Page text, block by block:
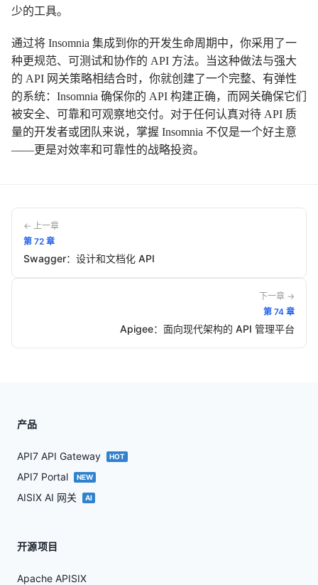
少的工具。
通过将 Insomnia 集成到你的开发生命周期中，你采用了一
种更规范、可测试和协作的 API 方法。当这种做法与强大
的 API 网关策略相结合时，你就创建了一个完整、有弹性
的系统：Insomnia 确保你的 API 构建正确，而网关确保它们
被安全、可靠和可观察地交付。对于任何认真对待 API 质
量的开发者或团队来说，掌握 Insomnia 不仅是一个好主意
——更是对效率和可靠性的战略投资。
← 上一章
第 72 章
Swagger：设计和文档化 API
下一章 →
第 74 章
Apigee：面向现代架构的 API 管理平台
产品
API7 API Gateway HOT
API7 Portal NEW
AISIX AI 网关 AI
开源项目
Apache APISIX